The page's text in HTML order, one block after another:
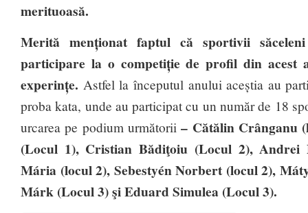
merituoasă.
Merită menționat faptul că sportivii
participare la o competiție de profil din acest
experințe. Astfel la începutul anului aceștia au
proba kata, unde au participat cu un număr de 18
urcarea pe podium următorii– Cătălin Crânganu
(Locul 1), Cristian Bădiţoiu (Locul 2), Andrei
Mária (locul 2), Sebestyén Norbert (locul 2),
Márk (Locul 3) şi Eduard Simulea (Locul 3).